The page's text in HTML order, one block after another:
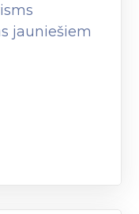
jauniešiem